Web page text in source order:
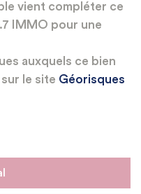
vient compléter ce
IMMO pour une
auxquels ce bien
le site Géorisques